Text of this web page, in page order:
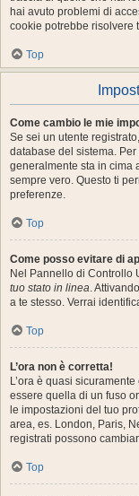
hai avuto problemi di
cookie potrebbe risolvere
Top
Come cambio le mie
Se sei un utente
database del sistema.
generalmente sta in cima
sempre vero. Questo ti
preferenze.
Top
Come posso evitare di
Nel Pannello di Controllo
tuo stato in linea.
a te stesso. Verrai
Top
L’ora non è corretta!
L’ora è quasi
essere quella di un fuso
le impostazioni del tuo
area, es. London, Paris,
registrati possono
Top